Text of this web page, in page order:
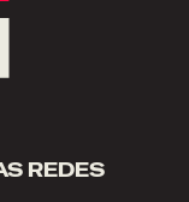
REDES